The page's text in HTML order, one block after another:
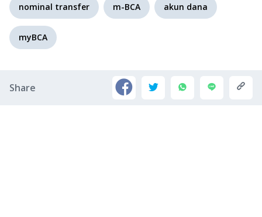
nominal transfer m-BCA akun dana
myBCA
Share